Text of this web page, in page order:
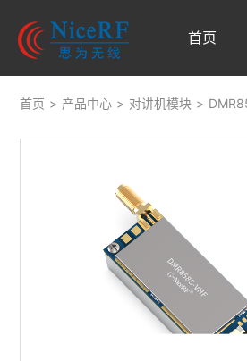
首页
首页 > 产品中心 > 对讲机模块 >